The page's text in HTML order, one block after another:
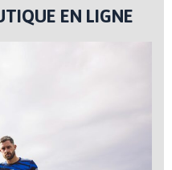
EN LIGNE